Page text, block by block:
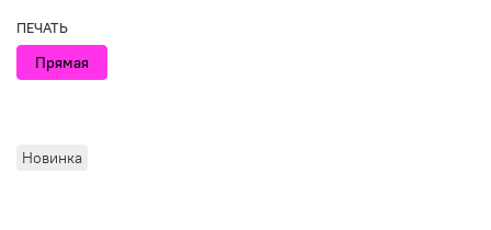
Новинка
ПЕЧАТЬ
Прямая